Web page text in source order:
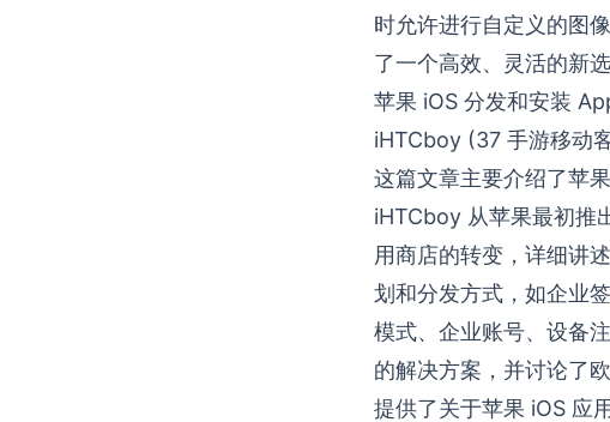
时允许进行自定义的图
了一个高效、灵活的新选
苹果 iOS 分发和安装
iHTCboy (37 手游移动
这篇文章主要介绍了苹
iHTCboy 从苹果最初推
用商店的转变，详细讲
划和分发方式，如企业
模式、企业账号、设备
的解决方案，并讨论了
提供了关于苹果 iOS 应